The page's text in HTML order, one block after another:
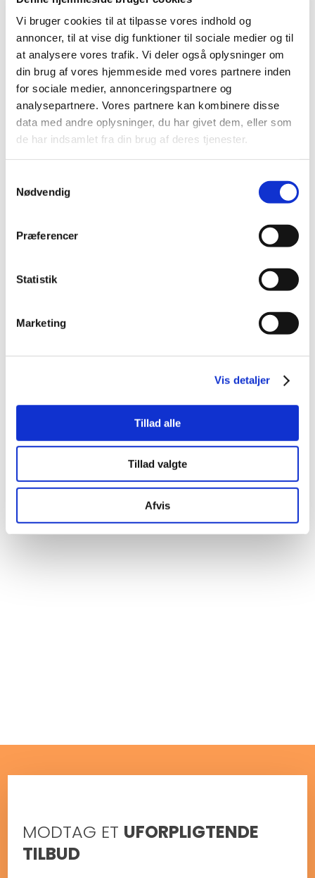
Vi bruger cookies til at tilpasse vores indhold og
annoncer, til at vise dig funktioner til sociale medier og til
at analysere vores trafik. Vi deler også oplysninger om
din brug af vores hjemmeside med vores partnere inden
for sociale medier, annonceringspartnere og
analysepartnere. Vores partnere kan kombinere disse
data med andre oplysninger, du har givet dem, eller som
de har indsamlet fra din brug af deres tjenester.
Nødvendig
Præferencer
Statistik
Marketing
Vis detaljer
Tillad alle
Tillad valgte
Afvis
Vores tømrere er dedikerede, professionelle og
sætter en ære i godt håndværk.
Vi udfører en bred vifte af opgaver, herunder
opbygning af træterrasser, udskiftning af vinduer og
døre, montering af køkkener samt både indvendige
og udvendige renoveringer. Kort sagt: vi løser alt
inden for klassisk og moderne tømrerarbejde – altid
med fokus på kvalitet og gode løsninger.
UFORPLIGTENDE TILBUD I DAG
allerede i dag
og få en kompetent tømrer ud at se på din opgave.
hjalte@t3entreprise.dk
Haveservice
Følg os på de sociale medier​
MODTAG ET UFORPLIGTENDE
TILBUD